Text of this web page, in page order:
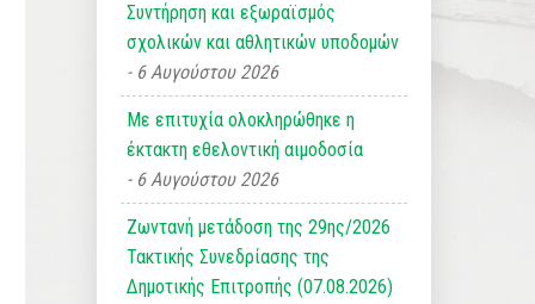
Συντήρηση και εξωραϊσμός
σχολικών και αθλητικών υποδομών
6 Αυγούστου 2026
Με επιτυχία ολοκληρώθηκε η
έκτακτη εθελοντική αιμοδοσία
6 Αυγούστου 2026
Ζωντανή μετάδοση της 29ης/2026
Τακτικής Συνεδρίασης της
Δημοτικής Επιτροπής (07.08.2026)